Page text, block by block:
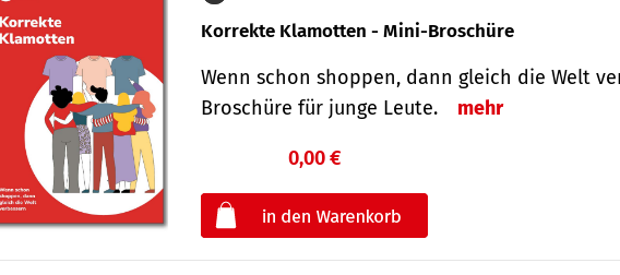
Korrekte Klamotten - Mini-Broschüre
Wenn schon shoppen, dann gleich die Welt
Broschüre für junge Leute.
mehr
0,00 €